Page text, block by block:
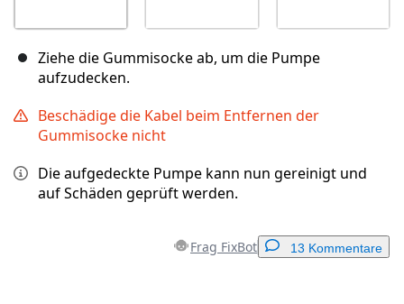
Ziehe die Gummisocke ab, um die Pumpe
aufzudecken.
Beschädige die Kabel beim Entfernen der
Gummisocke nicht
Die aufgedeckte Pumpe kann nun gereinigt und
auf Schäden geprüft werden.
Frag FixBot 13 Kommentare